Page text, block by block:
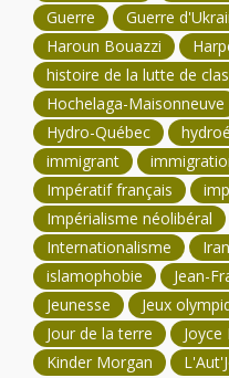
Guerre
Guerre
Haroun Bouazzi
histoire de la lutte de
Hochelaga-Maisonneuve
Hydro-Québec
immigrant
Impératif français
Impérialisme néolibéral
Internationalisme
Iran
islamophobie
Jean-
Jeunesse
Jeux
Jour de la terre
Joyce
Kinder Morgan